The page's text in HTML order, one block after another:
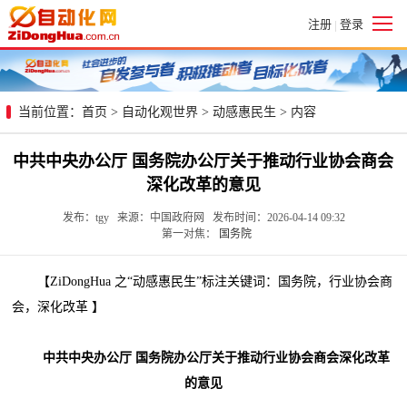
注册 | 登录
当前位置： 首页 > 自动化观世界 > 动感惠民生 > 内容
中共中央办公厅 国务院办公厅关于推动行业协会商会
深化改革的意见
发布：tgy 来源：中国政府网 发布时间：2026-04-14 09:32
第一对焦：
国务院
【ZiDongHua 之“动感惠民生”标注关键词：国务院，行业协会商
会，深化改革 】
中共中央办公厅 国务院办公厅关于推动行业协会商会深化改革
的意见